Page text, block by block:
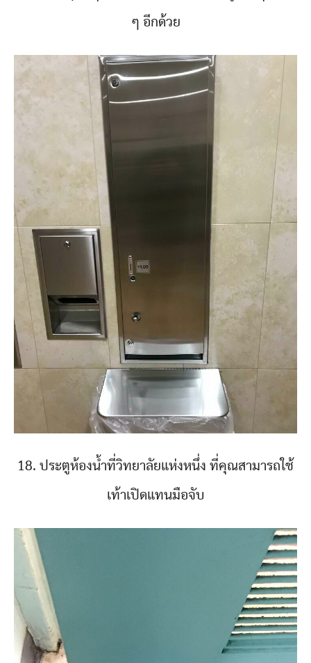
ๆ อีกด้วย
18. ประตูห้องน้ำที่วิทยาลัยแห่งหนึ่ง ที่คุณสามารถใช้
เท้าเปิดแทนมือจับ